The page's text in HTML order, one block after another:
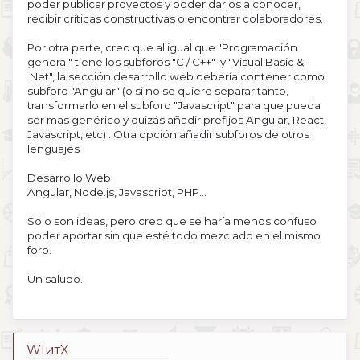
poder publicar proyectos y poder darlos a conocer,
recibir críticas constructivas o encontrar colaboradores.
Por otra parte, creo que al igual que "Programación
general" tiene los subforos "C / C++" y "Visual Basic &
.Net", la sección desarrollo web debería contener como
subforo "Angular" (o si no se quiere separar tanto,
transformarlo en el subforo "Javascript" para que pueda
ser mas genérico y quizás añadir prefijos Angular, React,
Javascript, etc) . Otra opción añadir subforos de otros
lenguajes
Desarrollo Web
Angular, Node.js, Javascript, PHP...
Solo son ideas, pero creo que se haría menos confuso
poder aportar sin que esté todo mezclado en el mismo
foro.
Un saludo.
WIитX